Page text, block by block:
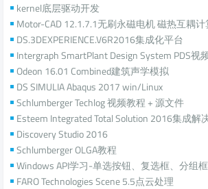
kernel底层驱动开发
Motor-CAD 12.1.7.1无刷永磁电机 磁热互耦计
DS.3DEXPERIENCE.V6R2016集成化平台
Intergraph SmartPlant Design System PDS视
Odeon 16.01 Combined建筑声学模拟
DS SIMULIA Abaqus 2017 win/Linux
Schlumberger Techlog 视频教程 + 源文件
Esteem Integrated Total Solution 2016集成解
Discovery Studio 2016
Schlumberger OLGA教程
Windows API学习-单选按钮、复选框、分组
FARO Technologies Scene 5.5点云处理